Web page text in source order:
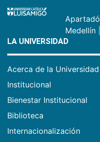
Apartadó
Medellín
LA UNIVERSIDAD
Acerca de la Universidad
Institucional
Bienestar Institucional
Biblioteca
Internacionalización